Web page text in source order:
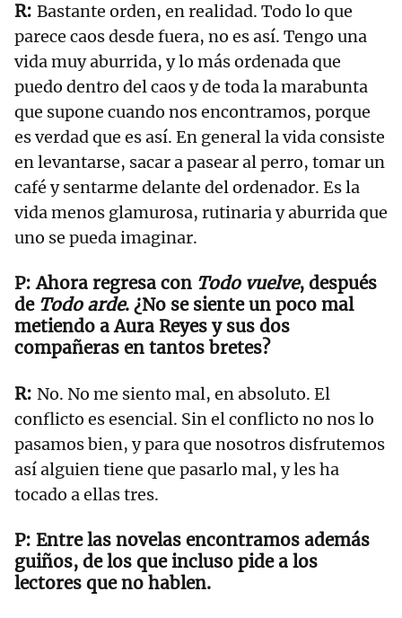
Bastante orden, en realidad. Todo lo que
parece caos desde fuera, no es así. Tengo una
vida muy aburrida, y lo más ordenada que
puedo dentro del caos y de toda la marabunta
que supone cuando nos encontramos, porque
es verdad que es así. En general la vida consiste
en levantarse, sacar a pasear al perro, tomar un
café y sentarme delante del ordenador. Es la
vida menos glamurosa, rutinaria y aburrida que
uno se pueda imaginar.
Ahora regresa con Todo vuelve, después
de Todo arde. ¿No se siente un poco mal
metiendo a Aura Reyes y sus dos
compañeras en tantos bretes?
No. No me siento mal, en absoluto. El
conflicto es esencial. Sin el conflicto no nos lo
pasamos bien, y para que nosotros disfrutemos
así alguien tiene que pasarlo mal, y les ha
tocado a ellas tres.
Entre las novelas encontramos además
guiños, de los que incluso pide a los
lectores que no hablen.